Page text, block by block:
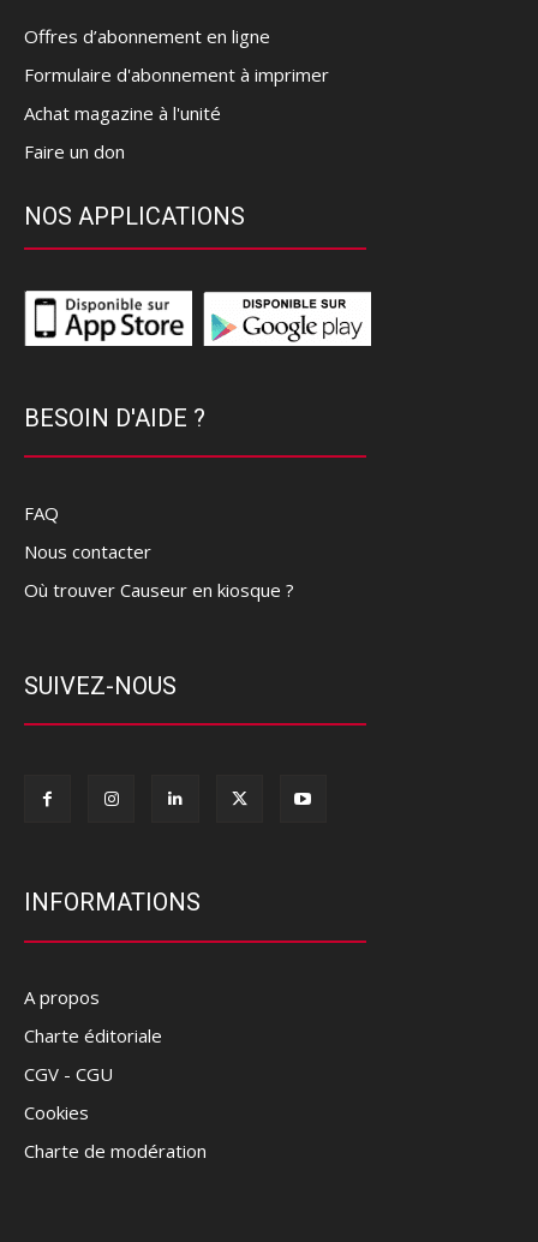
Offres d’abonnement en ligne
Formulaire d'abonnement à imprimer
Achat magazine à l'unité
Faire un don
NOS APPLICATIONS
BESOIN D'AIDE ?
FAQ
Nous contacter
Où trouver Causeur en kiosque ?
SUIVEZ-NOUS
INFORMATIONS
A propos
Charte éditoriale
CGV - CGU
Cookies
Charte de modération